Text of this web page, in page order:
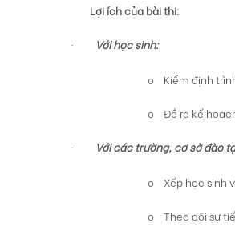
Lợi ích của bài thi:
· Với học sinh:
o Kiểm định
o Đề ra kế
· Với các trường, cơ sở đào
o Xếp học sinh
o Theo dõi sự